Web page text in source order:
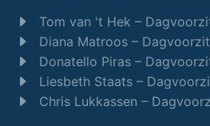
Tom van 't Hek –
Diana Matroos –
Donatello Piras –
Liesbeth Staats –
Chris Lukkassen –